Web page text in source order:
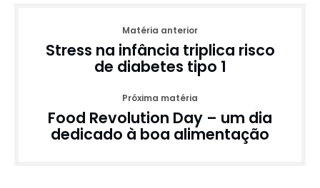
Matéria anterior
Stress na infância triplica risco
de diabetes tipo 1
Próxima matéria
Food Revolution Day – um dia
dedicado à boa alimentação